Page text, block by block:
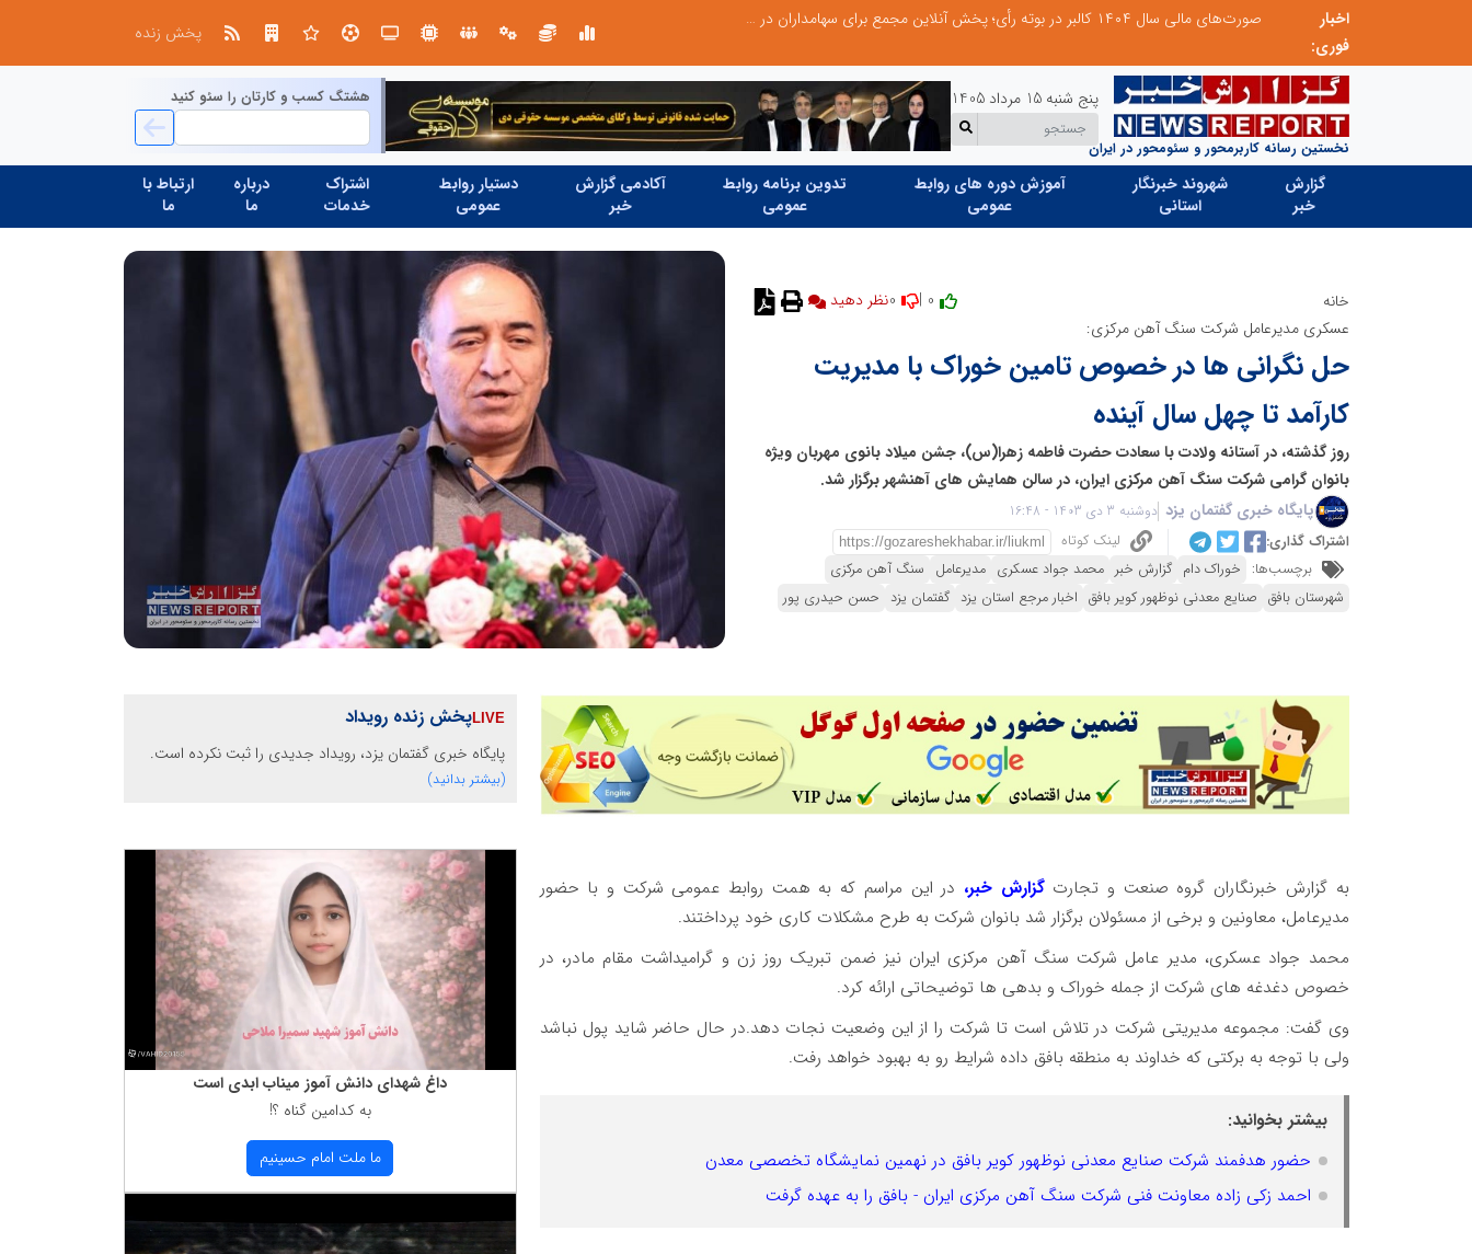
اخبار
فوری:
صورت‌های مالی سال ۱۴۰۴ کالبر در بوته رأی؛ پخش آنلاین مجمع برای سهامداران در سراسر کشور
پخش زنده
نخستین رسانه کاربرمحور و سئومحور در ایران
پنج شنبه 15 مرداد 1405 هشتگ کسب و کارتان را سئو کنید
گزارش
خبر
شهروند خبرنگار
استانی
آموزش دوره های روابط
عمومی
تدوین برنامه روابط
عمومی
آکادمی گزارش
خبر
دستیار روابط
عمومی
اشتراک
خدمات
درباره
ما
ارتباط با
ما
خانه
نظر دهید
عسکری مدیرعامل شرکت سنگ آهن مرکزی:
حل نگرانی ها در خصوص تامین خوراک با مدیریت
کارآمد تا چهل سال آینده
روز گذشته، در آستانه ولادت با سعادت حضرت فاطمه زهرا(س)، جشن میلاد بانوی مهربان ویژه
بانوان گرامی شرکت سنگ آهن مرکزی ایران، در سالن همایش های آهنشهر برگزار شد.
پایگاه خبری گفتمان یزد دوشنبه 3 دی 1403 - 16:48
اشتراک گذاری:
لینک کوتاه
برچسب‌ها: خوراک دام گزارش خبر محمد جواد عسکری مدیرعامل سنگ آهن مرکزی
شهرستان بافق صنایع معدنی نوظهور کویر بافق اخبار مرجع استان یزد گفتمان یزد حسن حیدری پور
به گزارش خبرنگاران گروه صنعت و تجارت گزارش خبر، در این مراسم که به همت روابط عمومی شرکت و با حضور
مدیرعامل، معاونین و برخی از مسئولان برگزار شد بانوان شرکت به طرح مشکلات کاری خود پرداختند.
محمد جواد عسکری، مدیر عامل شرکت سنگ آهن مرکزی ایران نیز ضمن تبریک روز زن و گرامیداشت مقام مادر، در
خصوص دغدغه های شرکت از جمله خوراک و بدهی ها توضیحاتی ارائه کرد.
وی گفت: مجموعه مدیریتی شرکت در تلاش است تا شرکت را از این وضعیت نجات دهد.در حال حاضر شاید پول نباشد
ولی با توجه به برکتی که خداوند به منطقه بافق داده شرایط رو به بهبود خواهد رفت.
بیشتر بخوانید:
حضور هدفمند شرکت صنایع معدنی نوظهور کویر بافق در نهمین نمایشگاه تخصصی معدن
احمد زکی زاده معاونت فنی شرکت سنگ آهن مرکزی ایران - بافق را به عهده گرفت
پخش زنده رویداد
پایگاه خبری گفتمان یزد، رویداد جدیدی را ثبت نکرده است.
(بیشتر بدانید)
داغ شهدای دانش آموز میناب ابدی است
به كدامین گناه ؟!
ما ملت امام حسینیم